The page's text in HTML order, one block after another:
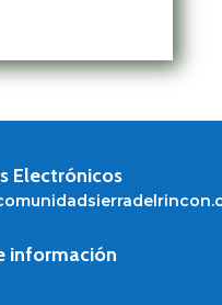
Electrónicos
información